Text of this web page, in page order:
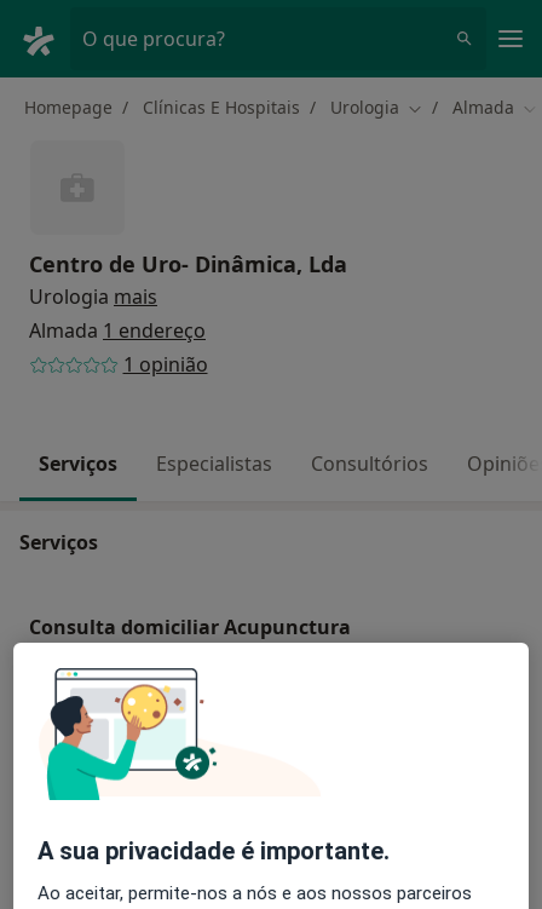
O que procura?
Homepage Clínicas E Hospitais Urologia Mudar de
Almada
Centro de Uro- Dinâmica, Lda
Urologia mais
Almada 1 endereço
1 opinião
Serviços Especialistas Consultórios
Serviços
Consulta domiciliar Acupunctura
Primeira consulta Acupunctura
Retorno de consultas Acupunctura
Como mostramos os preços?
A sua privacidade é importante.
Ao aceitar, permite-nos a nós e aos nossos parceiros